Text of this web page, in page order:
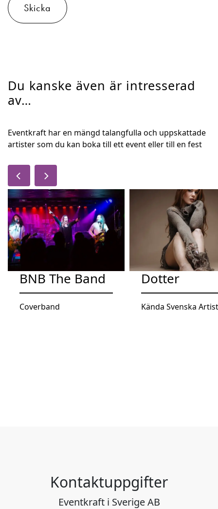
Skicka
Du kanske även är intresserad
av…
Eventkraft har en mängd talangfulla och uppskattade
artister som du kan boka till ett event eller till en fest
BNB The Band
Coverband
Dotter
Kända Svenska
Kontaktuppgifter
Eventkraft i Sverige AB